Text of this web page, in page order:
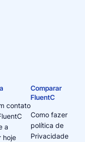
contato
a
hoje
Comparar
FluentC
Como fazer
política de
Privacidade